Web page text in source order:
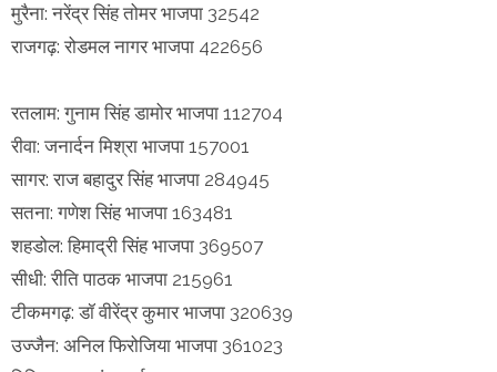
मुरैना: नरेंद्र सिंह तोमर भाजपा 32542
राजगढ़: रोडमल नागर भाजपा 422656
रतलाम: गुनाम सिंह डामोर भाजपा 112704
रीवा: जनार्दन मिश्रा भाजपा 157001
सागर: राज बहादुर सिंह भाजपा 284945
सतना: गणेश सिंह भाजपा 163481
शहडोल: हिमाद्री सिंह भाजपा 369507
सीधी: रीति पाठक भाजपा 215961
टीकमगढ़: डॉ वीरेंद्र कुमार भाजपा 320639
उज्जैन: अनिल फिरोजिया भाजपा 361023